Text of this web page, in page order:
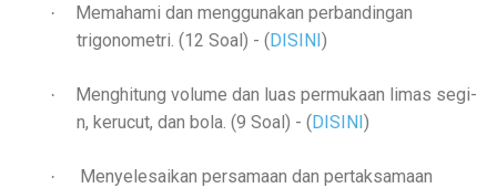
·
Memahami dan menggunakan perbandingan
trigonometri. (12 Soal) - (DISINI)
·
Menghitung volume dan luas permukaan limas segi-
n, kerucut, dan bola. (9 Soal) - (DISINI)
·
Menyelesaikan persamaan dan pertaksamaan